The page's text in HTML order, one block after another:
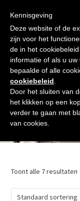
content
Open
mobile
menu
Close
mobile
menu
Mijn Stijl
Toont alle 7 resultaten
Kennisgeving
Deze website of de
zijn voor het
de in het
informatie of als u
bepaalde of alle
cookiebeleid
Door het sluiten van
het klikken op een
verder te gaan met
van cookies.